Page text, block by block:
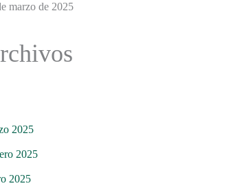
marzo de 2025
2025
2025
2025